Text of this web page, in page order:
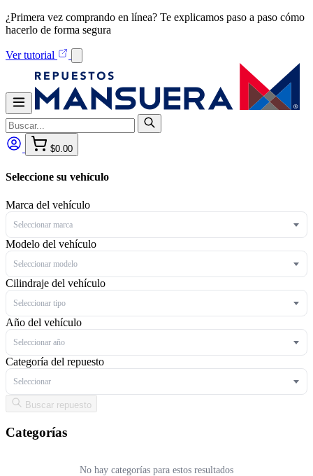
¿Primera vez comprando en línea? Te explicamos paso a paso cómo
hacerlo de forma segura
Ver tutorial
$0.00
Seleccione su vehículo
Marca del vehículo
Seleccionar marca
Modelo del vehículo
Seleccionar modelo
Cilindraje del vehículo
Seleccionar tipo
Año del vehículo
Seleccionar año
Categoría del repuesto
Seleccionar
Buscar repuesto
Categorías
No hay categorías para estos resultados